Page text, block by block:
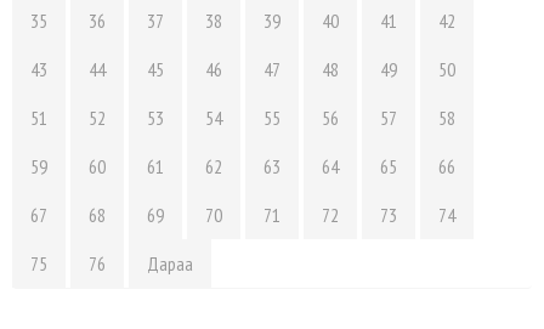
35
36 37 38 39 40 41
42
43
44 45 46 47 48 49
50
51
52 53 54 55 56 57
58
59
60 61 62 63 64 65
66
67
68 69 70 71 72 73
74
75
76 Дараа